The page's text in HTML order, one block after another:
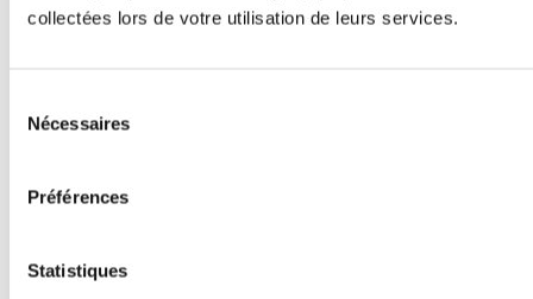
collectées lors de votre utilisation de leurs services.
Nécessaires
Préférences
Statistiques